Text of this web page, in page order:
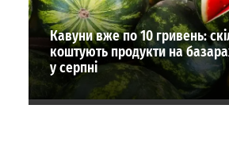
Кавуни вже по 10 гривень:
коштують продукти на
у серпні